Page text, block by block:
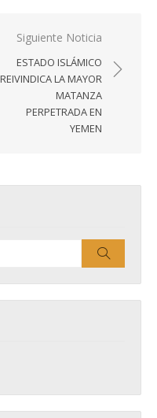
Siguiente Noticia
ESTADO ISLÁMICO
REIVINDICA LA MAYOR
MATANZA
PERPETRADA EN
YEMEN